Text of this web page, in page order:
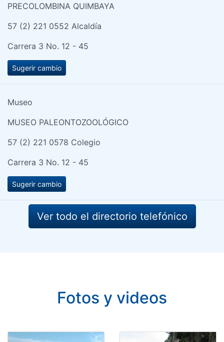
PRECOLOMBINA QUIMBAYA
57 (2) 221 0552 Alcaldía
Carrera 3 No. 12 - 45
Sugerir cambio
Museo
MUSEO PALEONTOZOOLÓGICO
57 (2) 221 0578 Colegio
Carrera 3 No. 12 - 45
Sugerir cambio
Ver todo el directorio telefónico
Fotos y videos